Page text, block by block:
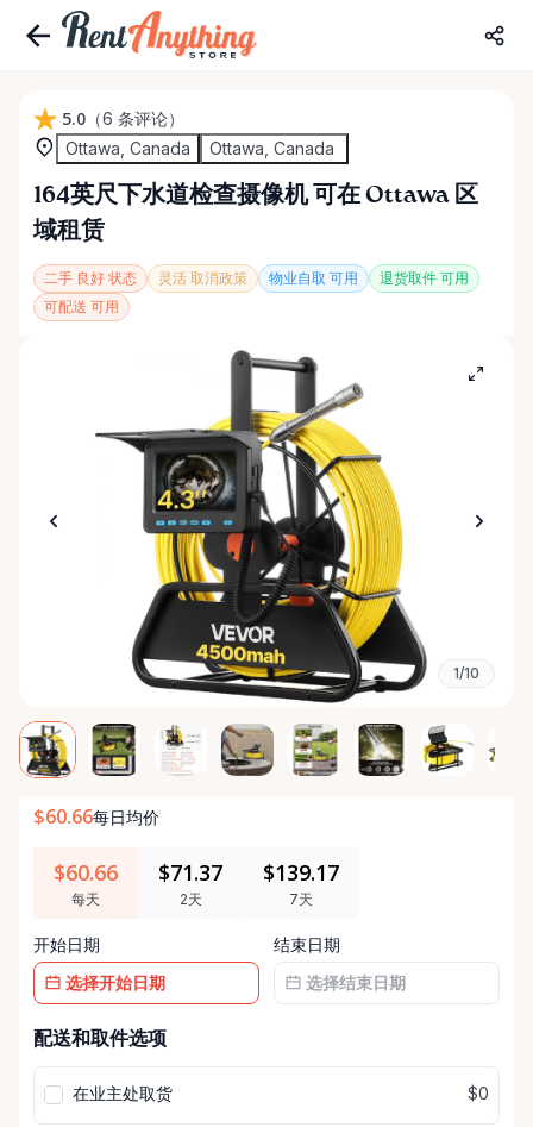
二手 良好 状态 灵活 取消政策 物业自取 可用
退货取件 可用
可配送 可用
164英尺下水道检查摄像机可在 Ottawa 区
域租赁
5.0 （6 条评论）
Ottawa, Canada
Ottawa, Canada
1/10
$60.66每日均价
$60.66
每天
$71.37
2天
$139.17
7天
开始日期 结束日期
期
入
配送和取件选项
在业主处取货 $0